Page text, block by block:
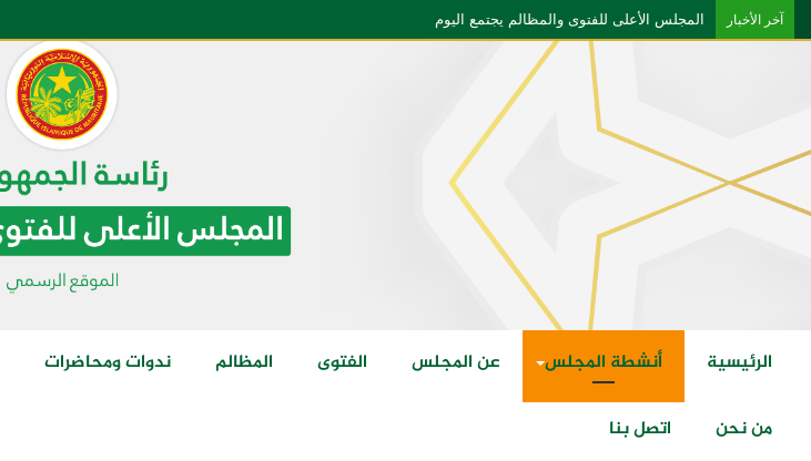
آخر الأخبار المجلس الأعلى للفتوى والمظالم يجتمع اليوم
الرئيسية أنشطة المجلس عن المجلس الفتوى المظالم ندوات ومحاضرات
من نحن اتصل بنا